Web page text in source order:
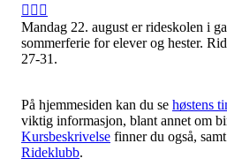
Mandag 22. august er rideskolen i
sommerferie for elever og hester.
27-31.
På hjemmesiden kan du se høstens
viktig informasjon, blant annet om
Kursbeskrivelse finner du også,
Rideklubb.